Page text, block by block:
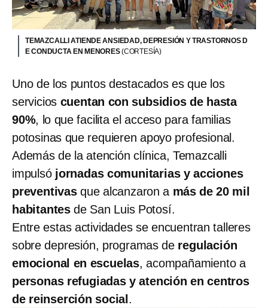
TEMAZCALLI ATIENDE ANSIEDAD, DEPRESIÓN Y TRASTORNOS D
E CONDUCTA EN MENORES(CORTESÍA)
Uno de los puntos destacados es que los
servicios cuentan con subsidios de hasta
90%, lo que facilita el acceso para familias
potosinas que requieren apoyo profesional.
Además de la atención clínica, Temazcalli
impulsó jornadas comunitarias y acciones
preventivasque alcanzaron a más de 20 mil
habitantes de San Luis Potosí.
Entre estas actividades se encuentran talleres
sobre depresión, programas de regulación
emocional en escuelas, acompañamiento a
personas refugiadas y atención en centros
de reinserción social .